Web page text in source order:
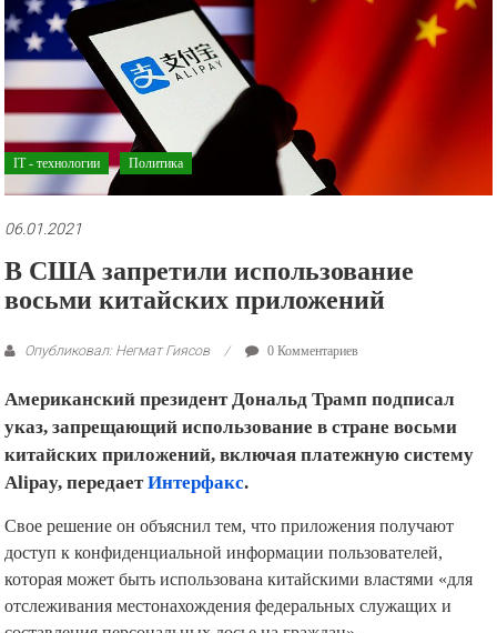
рекламные
ролики
IT - технологии Политика
06.01.2021
В США запретили использование
восьми китайских приложений
Опубликовал: Негмат Гиясов 0 Комментариев
Американский президент Дональд Трамп подписал
указ, запрещающий использование в стране восьми
китайских приложений, включая платежную систему
Alipay, передаетИнтерфакс.
Свое решение он объяснил тем, что приложения получают
доступ к конфиденциальной информации пользователей,
которая может быть использована китайскими властями «для
отслеживания местонахождения федеральных служащих и